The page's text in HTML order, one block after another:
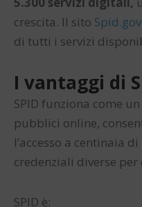
crescita. Il sito
di tutti i servizi
I vantaggi di
SPID funziona come
pubblici online,
l’accesso a centinaia
credenziali diverse per
SPID è: